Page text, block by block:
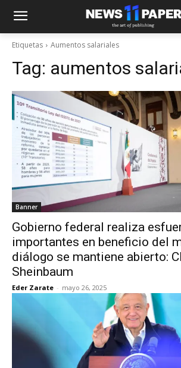
Etiquetas Aumentos salariales
Tag: aumentos
Banner
Gobierno federal realiza
importantes en beneficio del
diálogo se mantiene abierto:
Sheinbaum
Eder Zarate - mayo 26, 2025